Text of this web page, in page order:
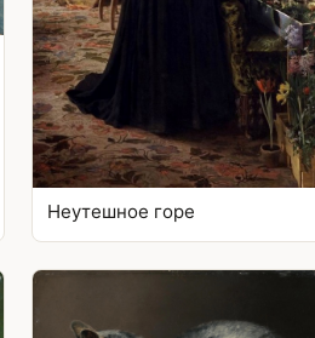
Неутешное горе